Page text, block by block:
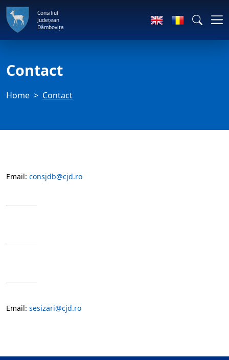
Consiliul
Județean
Dâmbovița
Contact
Home Contact
Email: consjdb@cjd.ro
Email: sesizari@cjd.ro